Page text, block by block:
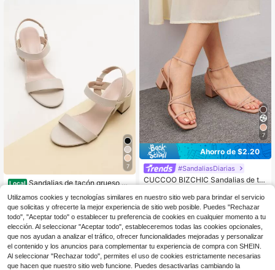
7
Local Sandalias de tacón grueso co
imavera/verano
$16.35 -32%
7
Ahorro de $2.20
#SandaliasDiarias
CUCCOO BIZCHIC Sandalias de ta
ntes sandalias de tacón para veran
o, graduación, baile de graduación,
vacaciones, rebajas de verano, vue
lta al colegio, zapatos universitario
s, básicos elegantes, negocios casu
ales, negocios elegantes, Navidad,
Año Nuevo, vacaciones
$19.90 -10%
Utilizamos cookies y tecnologías similares en nuestro sitio web para brindar el servicio
que solicitas y ofrecerte la mejor experiencia de sitio web posible. Puedes "Rechazar
todo", "Aceptar todo" o establecer tu preferencia de cookies en cualquier momento a tu
elección. Al seleccionar "Aceptar todo", estableceremos todas las cookies opcionales,
que nos ayudan a analizar el tráfico, ofrecer funcionalidades mejoradas y personalizar
el contenido y los anuncios para complementar tu experiencia de compra con SHEIN.
Al seleccionar "Rechazar todo", permites el uso de cookies estrictamente necesarias
que hacen que nuestro sitio web funcione. Puedes desactivarlas cambiando la